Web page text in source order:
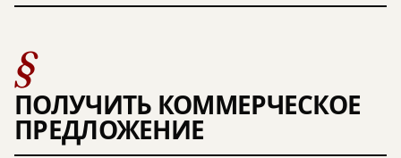
§
ПОЛУЧИТЬ КОММЕРЧЕСКОЕ
ПРЕДЛОЖЕНИЕ